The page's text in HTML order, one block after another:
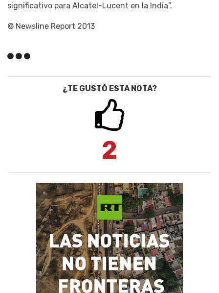
significativo para Alcatel-Lucent en la India”.
© Newsline Report 2013
¿TE GUSTÓ ESTA NOTA?
2